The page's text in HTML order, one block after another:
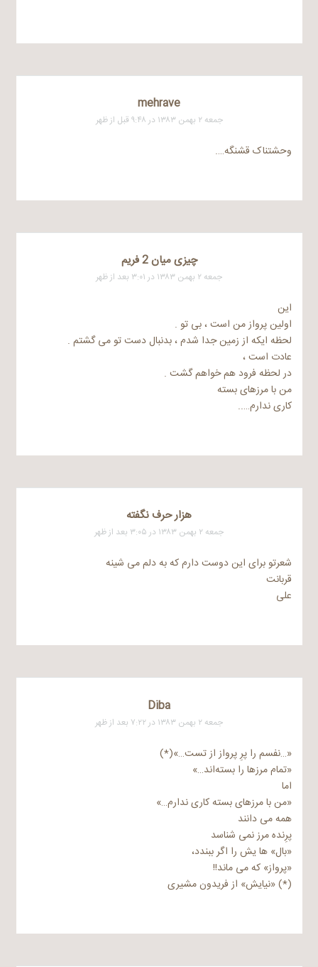
mehrave
جمعه ۲ بهمن ۱۳۸۳ در ۹:۴۸ قبل از ظهر
وحشتناک قشنگه….
چیزی میان 2 فریم
جمعه ۲ بهمن ۱۳۸۳ در ۳:۰۱ بعد از ظهر
این
اولین پرواز من است ، بی تو .
لحظه ایکه از زمین جدا شدم ، بدنبال دست تو می گشتم .
عادت است ،
در لحظه فرود هم خواهم گشت .
من با مرزهای بسته
کاری ندارم…..
هزار حرف نگفته
جمعه ۲ بهمن ۱۳۸۳ در ۳:۰۵ بعد از ظهر
شعرتو برای این دوست دارم که به دلم می شینه
قربانت
علی
Diba
جمعه ۲ بهمن ۱۳۸۳ در ۷:۲۲ بعد از ظهر
«…نفسم را پرِ پرواز از تست…»(*)
«تمام مرزها را بسته‌اند…»
اما
«من با مرزهای بسته کاری ندارم…»
همه می دانند
پرِنده مرز نمی شناسد
«بال» ها یش را اگر ببندد،
«پرواز» که می ماند!!
(*) «نیایش» از فریدون مشیری